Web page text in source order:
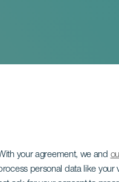
your agreement, we and
personal data like your